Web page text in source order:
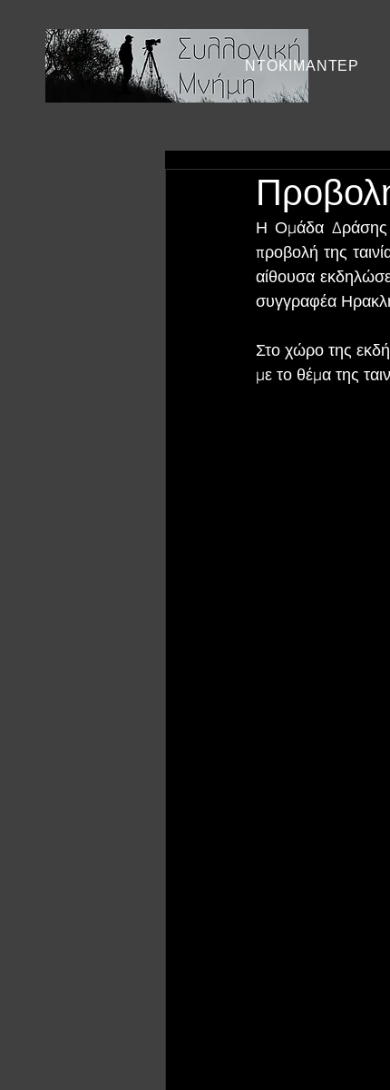
ΝΤΟΚΙΜΑΝΤΕΡ
Η Ομάδα Δράσης
προβολή της
αίθουσα
συγγραφέα
Στο χώρο της
με το θέμα της